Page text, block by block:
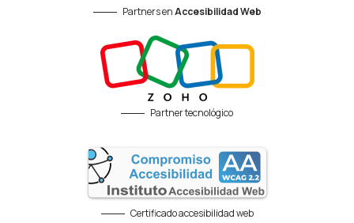
Partners enAccesibilidad Web
Partner tecnológico
Certificado accesibilidad web